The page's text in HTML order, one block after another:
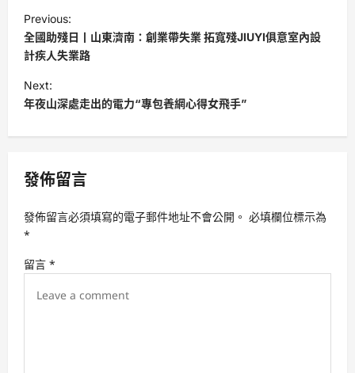
o
s
t
n
a
i
a
t
i
Previous:
全國助殘日丨山東濟南：創業帶失業 拓寬殘JIUYI俱意室內設
計疾人失業路
Next:
年夜山深處走出的電力“專包養網心得女飛手”
發佈留言
發佈留言必須填寫的電子郵件地址不會公開。 必填欄位標示為
*
留言 *